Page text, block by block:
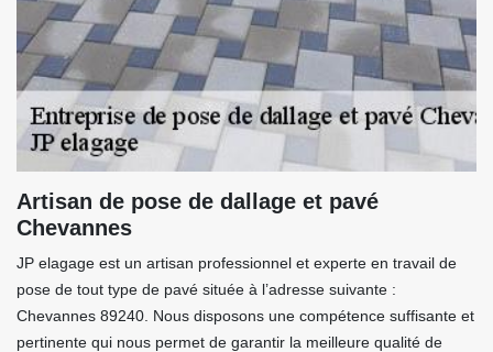
Artisan de pose de dallage et pavé
Chevannes
JP elagage est un artisan professionnel et experte en travail de
pose de tout type de pavé située à l’adresse suivante :
Chevannes 89240. Nous disposons une compétence suffisante et
pertinente qui nous permet de garantir la meilleure qualité de